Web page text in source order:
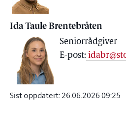
Ida Taule Brentebråten
Seniorrådgiver
E-post:
Sist oppdatert:26.06.2026 09:25